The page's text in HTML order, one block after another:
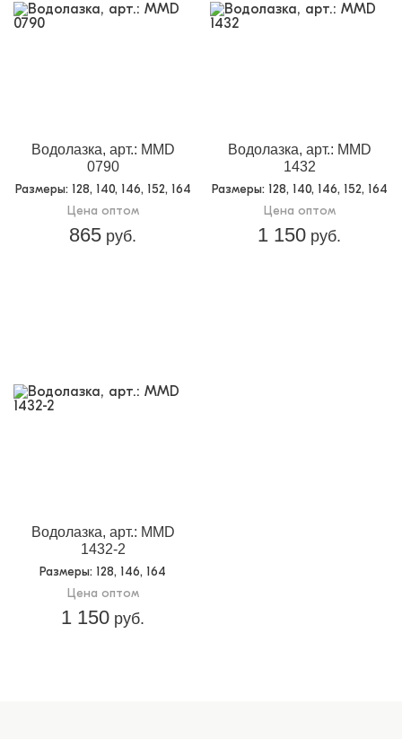
Водолазка, арт.: MMD
0790
Размеры: 128, 140, 146, 152, 164
Цена оптом
865 руб.
Водолазка, арт.: MMD
1432
Размеры: 128, 140, 146, 152, 164
Цена оптом
1 150 руб.
Водолазка, арт.: MMD
1432-2
Размеры: 128, 146, 164
Цена оптом
1 150 руб.